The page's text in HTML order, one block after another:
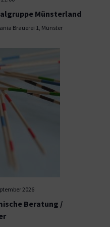
Münsterland
Brauerei 1, Münster
2026
Beratung /